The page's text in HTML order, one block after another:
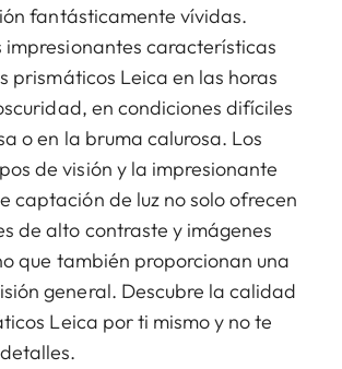
fantásticamente vívidas.
impresionantes características
prismáticos Leica en las horas
en condiciones difíciles
o en la bruma calurosa. Los
de visión y la impresionante
captación de luz no solo ofrecen
de alto contraste y imágenes
que también proporcionan una
general. Descubre la calidad
Leica por ti mismo y no te